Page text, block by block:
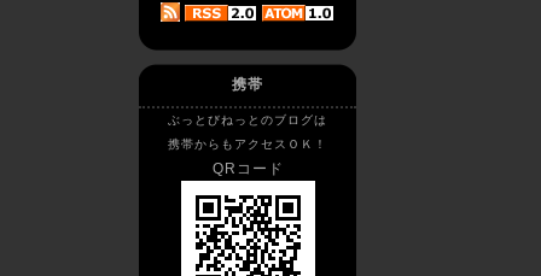
携帯
ぶっとびねっとのブログは
携帯からもアクセスＯＫ！
QRコード